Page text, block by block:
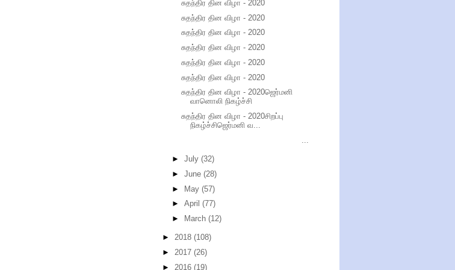
சுதந்திர தின விழா - 2020
சுதந்திர தின விழா - 2020
சுதந்திர தின விழா - 2020
சுதந்திர தின விழா - 2020
சுதந்திர தின விழா - 2020
சுதந்திர தின விழா - 2020
சுதந்திர தின விழா - 2020ஜெர்மனி
வானொலி நிகழ்ச்சி
சுதந்திர தின விழா - 2020சிறப்பு
நிகழ்ச்சிஜெர்மனி வ...
► July (32)
► June (28)
► May (57)
► April (77)
►
March (12)
► 2018 (108)
► 2017 (26)
► 2016 (19)